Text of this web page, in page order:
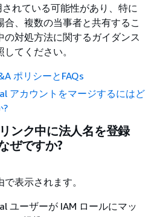
されている可能性があり、特に
、複数の当事者と共有するこ
の対処方法に関するガイダンス
てください。
ポリシーとFAQs
アカウントをマージするにはど
?
ンク中に法人名を登録
ぜですか?
表示されます。
ユーザーが IAM ロールにマッ